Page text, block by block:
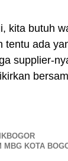
kita butuh
tentu ada
supplier-
MBG KOTA